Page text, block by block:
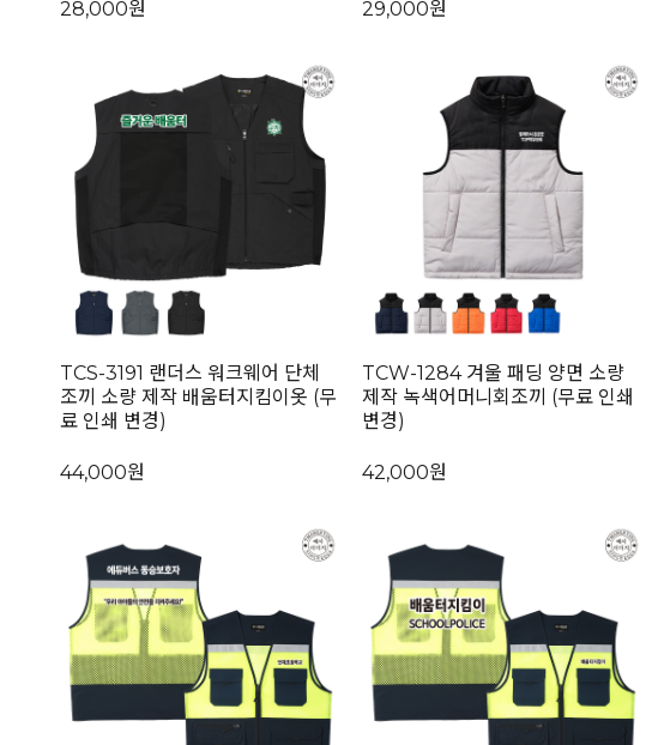
28,000원 29,000원
TCS-3191 랜더스 워크웨어 단체
조끼 소량 제작 배움터지킴이옷 (무
료 인쇄 변경)
44,000원
TCW-1284 겨울 패딩 양면 소량
제작 녹색어머니회조끼 (무료 인쇄
변경)
42,000원